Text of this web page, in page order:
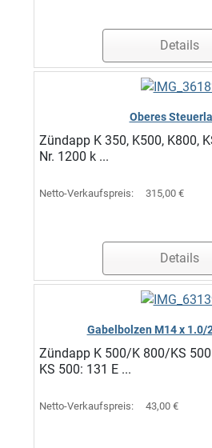
Details
Oberes
Zündapp K 350, K500, K800,
Nr. 1200 k ...
Netto-Verkaufspreis: 315,00 €
Details
Gabelbolzen M14 x 1.0/
Zündapp K 500/K 800/KS 500
KS 500: 131 E ...
Netto-Verkaufspreis: 43,00 €